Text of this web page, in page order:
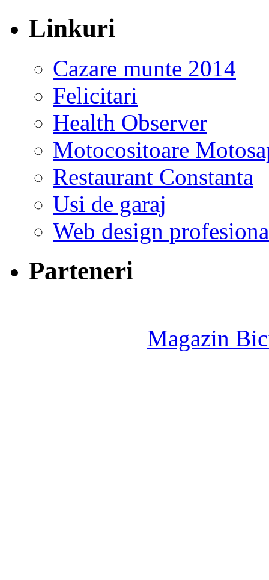
Linkuri
Cazare munte 2014
Felicitari
Health Observer
Motocositoare
Restaurant Constanta
Usi de garaj
Web design
Parteneri
Magazin